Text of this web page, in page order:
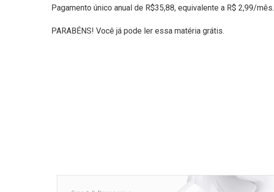
Pagamento único anual de R$35,88, equivalente a R$ 2,99/mês.
PARABÉNS! Você já pode ler essa matéria grátis.